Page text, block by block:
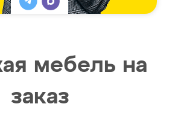
мебель на
заказ